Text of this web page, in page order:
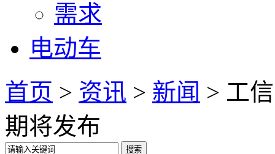
需求
电动车
首页 > 资讯 > 新闻 > 工
期将发布